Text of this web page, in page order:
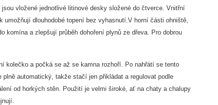
vložené jednotlivé litinové desky složené do čtverce. Vnitřní
dlouhodobé topení bez vyhasnutí.V horní části ohniště,
komína a zlepšují průběh dohoření plynů ze dřeva. Pro dobrou
kolečko a počká se až se kamna rozhoří. Po nahřátí se tento
automatický, takže stačí jen přikládat a regulovat podle
od horkých stěn. Použití je velmi široké, ať na chaty a chalupy